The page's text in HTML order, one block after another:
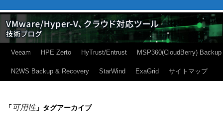
Veeam HPE Zerto HyTrust/Entrust MSP360(CloudBerry) Backup
N2WS Backup & Recovery StarWind ExaGrid サイトマップ
「 可用性」タグアーカイブ